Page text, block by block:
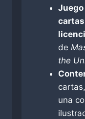
Juego
de
the
una